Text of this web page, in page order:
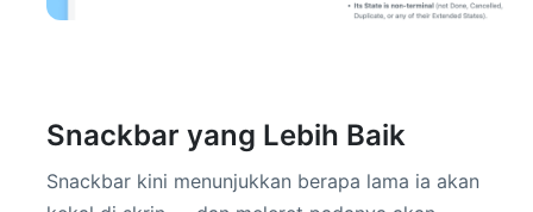
Snackbar yang Lebih Baik
Snackbar kini menunjukkan berapa lama ia akan